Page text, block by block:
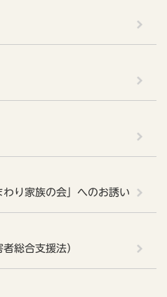
り家族の会」へのお誘い
総合支援法）